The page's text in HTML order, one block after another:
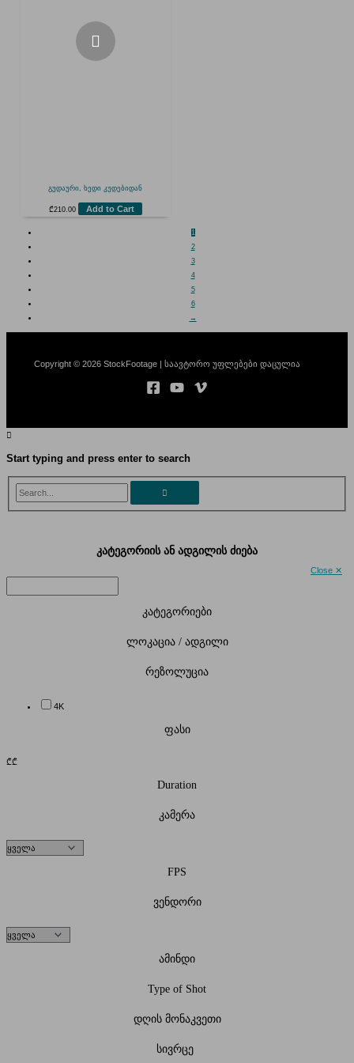
გუდაური, ხედი კუდებიდან
₾210.00 Add to Cart
1
2
3
4
5
6
→
Copyright © 2026 StockFootage | საავტორო უფლებები დაცულია
Start typing and press enter to search
Search...
Close ✕
კატეგორიის ან ადგილის ძიება
კატეგორიები
ლოკაცია / ადგილი
რეზოლუცია
4K
ფასი
₾₾
Duration
კამერა
FPS
ვენდორი
ამინდი
Type of Shot
დღის მონაკვეთი
სივრცე